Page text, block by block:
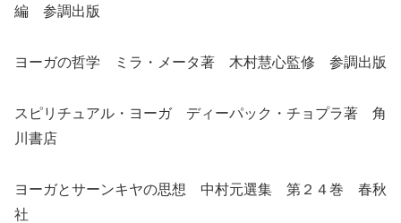
編 参調出版
ヨーガの哲学 ミラ・メータ著 木村慧心監修 参調出版
スピリチュアル・ヨーガ ディーパック・チョプラ著 角
川書店
ヨーガとサーンキヤの思想 中村元選集 第２４巻 春秋
社